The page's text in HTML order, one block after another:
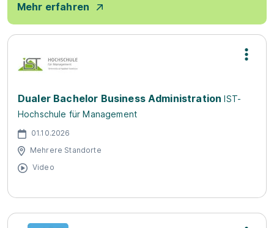
Mehr erfahren
Dualer Bachelor Business Administration IST-
Hochschule für Management
01.10.2026
Mehrere Standorte
Video